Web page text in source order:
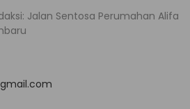
Jalan Sentosa Perumahan Alifa